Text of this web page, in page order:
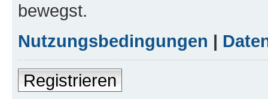
bewegst.
Nutzungsbedingungen |
Registrieren